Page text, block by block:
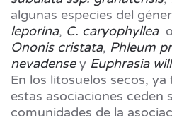
algunas especies del
leporina, C. caryophylleao
Ononis cristata, Phleum
nevadensey Euphrasia
En los litosuelos secos,
estas asociaciones ceden
comunidades de la